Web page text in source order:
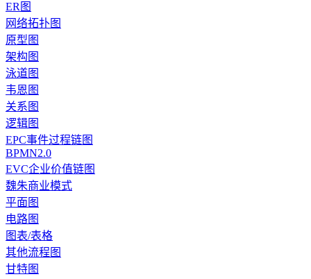
ER图
网络拓扑图
原型图
架构图
泳道图
韦恩图
关系图
逻辑图
EPC事件过程链图
BPMN2.0
EVC企业价值链图
魏朱商业模式
平面图
电路图
图表/表格
其他流程图
甘特图